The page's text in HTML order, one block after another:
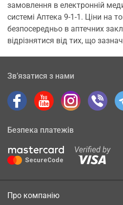
замовлення в електронній
системі Аптека 9-1-1. Ціни на
безпосередньо в аптечних
відрізнятися від тих, що
Зв’язатися з нами
Безпека платежів
Про компанію